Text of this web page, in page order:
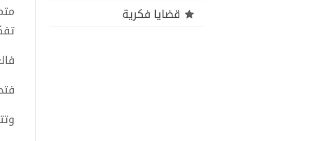
قضايا فكرية